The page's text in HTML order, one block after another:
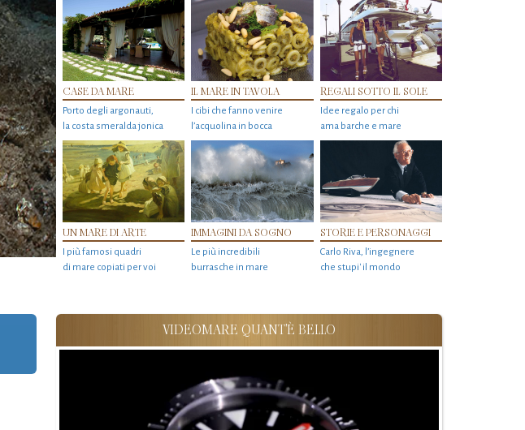
CASE DA MARE
Porto degli argonauti,
la costa smeralda jonica
IL MARE IN TAVOLA
I cibi che fanno venire
l’acquolina in bocca
REGALI SOTTO IL SOLE
Idee regalo per chi
ama barche e mare
UN MARE DI ARTE
I più famosi quadri
di mare copiati per voi
IMMAGINI DA SOGNO
Le più incredibili
burrasche in mare
STORIE E PERSONAGGI
Carlo Riva, l’ingegnere
che stupi' il mondo
VIDEOMARE QUANT'È BELLO